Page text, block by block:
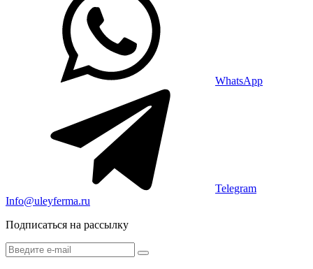
WhatsApp
Telegram
Info@uleyferma.ru
Подписаться на рассылку